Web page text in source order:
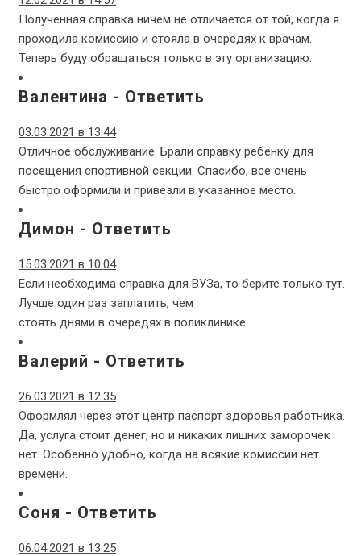
Полученная справка ничем не отличается от той, когда я
проходила комиссию и стояла в очередях к врачам.
Теперь буду обращаться только в эту организацию.
Валентина - Ответить
03.03.2021 в 13:44
Отличное обслуживание. Брали справку ребенку для
посещения спортивной секции. Спасибо, все очень
быстро оформили и привезли в указанное место.
Димон - Ответить
15.03.2021 в 10:04
Если необходима справка для ВУЗа, то берите только тут.
Лучше один раз заплатить, чем
стоять днями в очередях в поликлинике.
Валерий - Ответить
26.03.2021 в 12:35
Оформлял через этот центр паспорт здоровья работника.
Да, услуга стоит денег, но и никаких лишних заморочек
нет. Особенно удобно, когда на всякие комиссии нет
времени.
Соня - Ответить
06.04.2021 в 13:25